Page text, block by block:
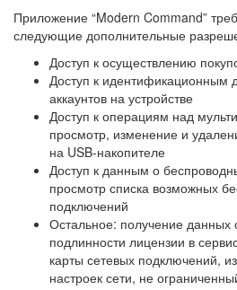
Приложение “Modern Command”
следующие дополнительные
Доступ к осуществлению
Доступ к идентификационным
аккаунтов на устройстве
Доступ к операциям над
просмотр, изменение и
на USB-накопителе
Доступ к данным о
просмотр списка возможных
подключений
Остальное: получение данных
подлинности лицензии в
карты сетевых подключений,
настроек сети, не